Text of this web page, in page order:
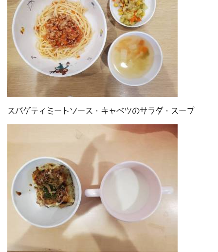
スパゲティミートソース・キャベツのサラダ・スープ